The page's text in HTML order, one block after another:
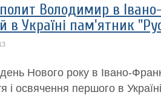
Володимир в
в Україні пам'ятник
Нового року в Івано-
і освячення першого в